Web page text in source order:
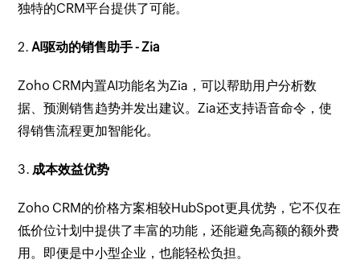
独特的CRM平台提供了可能。
2.AI驱动的销售助手 - Zia
Zoho CRM内置AI功能名为Zia，可以帮助用户分析数
据、预测销售趋势并发出建议。Zia还支持语音命令，使
得销售流程更加智能化。
3.成本效益优势
Zoho CRM的价格方案相较HubSpot更具优势，它不仅在
低价位计划中提供了丰富的功能，还能避免高额的额外费
用。即便是中小型企业，也能轻松负担。